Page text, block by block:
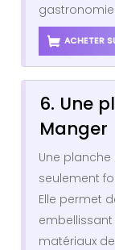
gastronomie.
ACHETER
6. Une
Manger
Une
seulement
Elle permet
matériaux